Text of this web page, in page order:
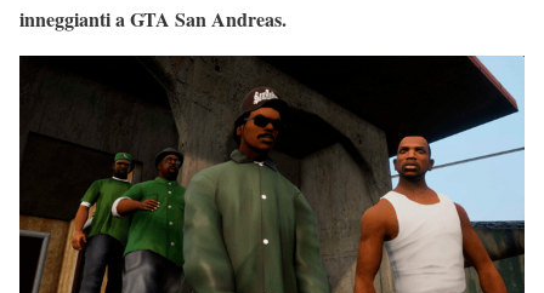
inneggianti a GTA San Andreas.